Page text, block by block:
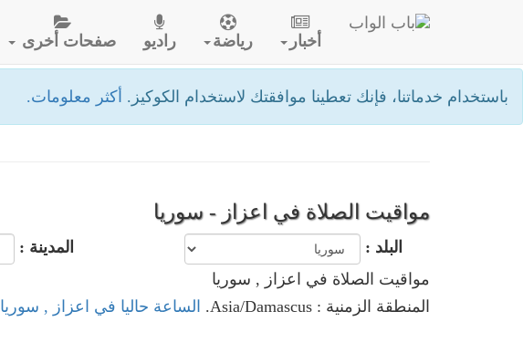
باستخدام خدماتنا، فإنك تعطينا موافقتك لاستخدام الكوكيز. أكثر معلومات.
أخبار رياضة راديو صفحات أخرى
مواقيت الصلاة في اعزاز - سوريا
البلد :
المدينة :
مواقيت الصلاة في اعزاز , سوريا
المنطقة الزمنية : Asia/Damascus.
الساعة حاليا في اعزاز , سوريا